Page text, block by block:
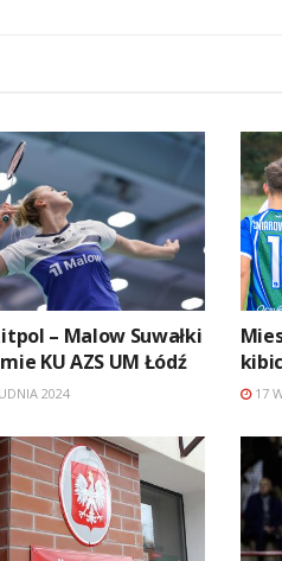
– Malow Suwałki
KU AZS UM Łódź
2024 17